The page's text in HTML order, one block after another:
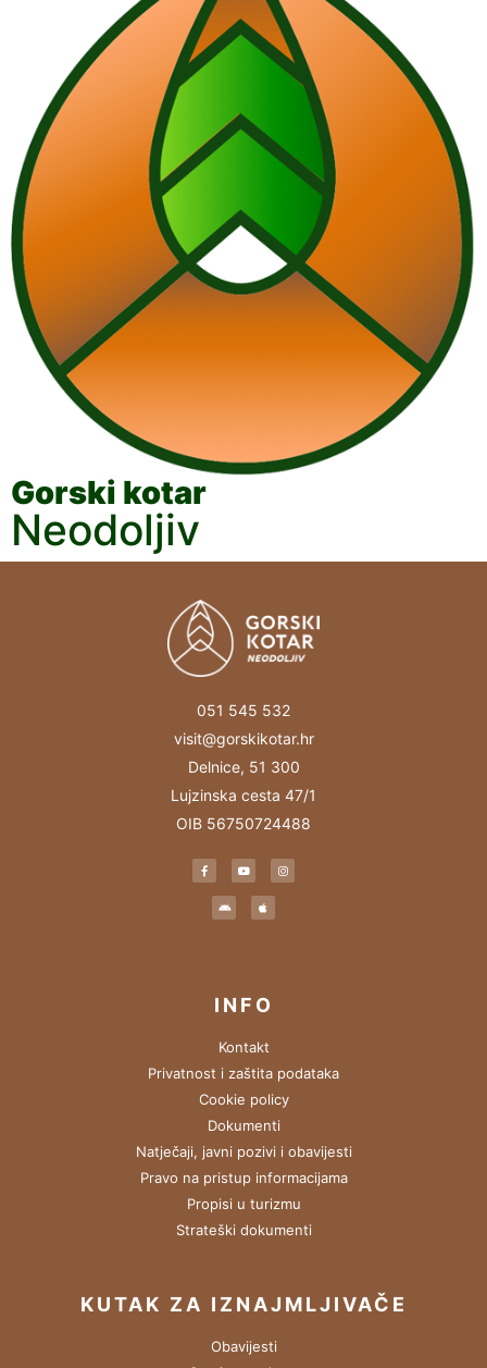
Gorski kotar
Neodoljiv
051 545 532
visit@gorskikotar.hr
Delnice, 51 300
Lujzinska cesta 47/1
OIB 56750724488
INFO
Kontakt
Privatnost i zaštita podataka
Cookie policy
Dokumenti
Natječaji, javni pozivi i obavijesti
Pravo na pristup informacijama
Propisi u turizmu
Strateški dokumenti
KUTAK ZA IZNAJMLJIVAČE
Obavijesti